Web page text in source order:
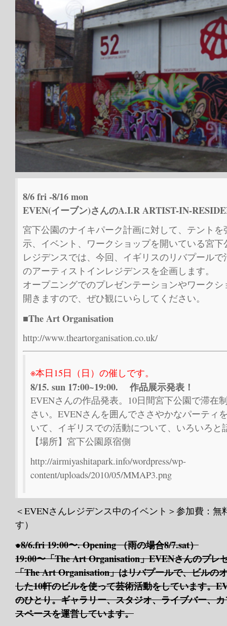
8/6 fri -8/16 mon
EVEN(イーブン)さんのA.I.R ARTIST-IN-
宮下公園のナイキパーク計画に対して、テント
示、イベント、ワークショップを開いている宮
レジデンスでは、今回、イギリスのリバプール
のアーティストインレジデンスを企画します。
オープニングでのプレゼンテーションやワーク
開きますので、ぜひ観にいらしてください。
■The Art Organisation
http://www.theartorganisation.co.uk/
※本日15日（日）の催しです。
8/15. sun 17:00~19:00. 作品展示発表！
EVENさんの作品発表。10日間宮下公園で滞在
さい。EVENさんを囲んでささやかなパーティ
いて、イギリスでの活動について、いろいろと
【場所】宮下公園原宿側
http://airmiyashitapark.info/wordpress/wp-
content/uploads/2010/05/MMAP3.png
＜EVENさんレジデンス中のイベント＞参加費：無
す）
●8/6.fri 19:00〜. Opening （雨の場合8/7.sat）
19:00〜「The Art Organisation」EVENさんのプレ
「The Art Organisation」はリバプールで、ビルの
した10軒のビルを使って芸術活動をしています。
のひとり。ギャラリー、スタジオ、ライブバー、
スペースを運営しています。